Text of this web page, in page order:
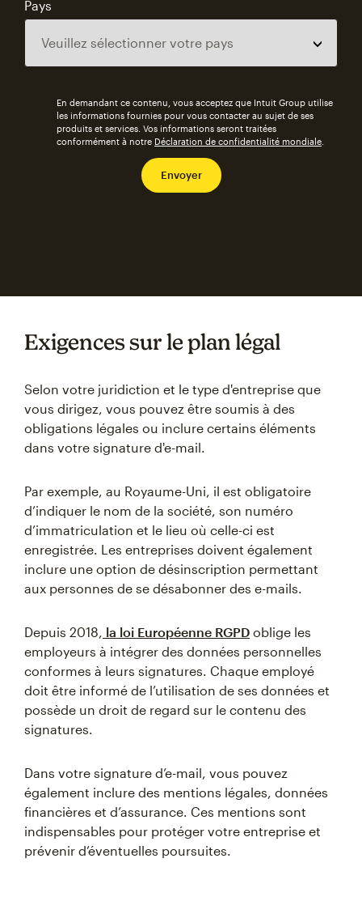
Pays
En demandant ce contenu, vous acceptez que Intuit Group utilise
les informations fournies pour vous contacter au sujet de ses
produits et services. Vos informations seront traitées
conformément à notre Déclaration de confidentialité mondiale
Exigences sur le plan légal
Selon votre juridiction et le type d'entreprise que
vous dirigez, vous pouvez être soumis à des
obligations légales ou inclure certains éléments
dans votre signature d'e-mail.
Par exemple, au Royaume-Uni, il est obligatoire
d’indiquer le nom de la société, son numéro
d’immatriculation et le lieu où celle-ci est
enregistrée. Les entreprises doivent également
inclure une option de désinscription permettant
aux personnes de se désabonner des e-mails.
Depuis 2018, la loi Européenne RGPD oblige les
employeurs à intégrer des données personnelles
conformes à leurs signatures. Chaque employé
doit être informé de l’utilisation de ses données et
possède un droit de regard sur le contenu des
signatures.
Dans votre signature d’e-mail, vous pouvez
également inclure des mentions légales, données
financières et d’assurance. Ces mentions sont
indispensables pour protéger votre entreprise et
prévenir d’éventuelles poursuites.